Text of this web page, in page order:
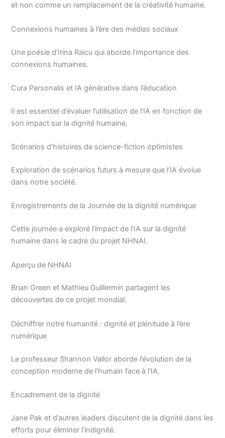
et non comme un remplacement de la créativité humaine.
Connexions humaines à l’ère des médias sociaux
Une poésie d’Irina Raicu qui aborde l’importance des
connexions humaines.
Cura Personalis et IA générative dans l’éducation
Il est essentiel d’évaluer l’utilisation de l’IA en fonction de
son impact sur la dignité humaine.
Scénarios d’histoires de science-fiction optimistes
Exploration de scénarios futurs à mesure que l’IA évolue
dans notre société.
Enregistrements de la Journée de la dignité numérique
Cette journée a exploré l’impact de l’IA sur la dignité
humaine dans le cadre du projet NHNAI.
Aperçu de NHNAI
Brian Green et Mathieu Guillermin partagent les
découvertes de ce projet mondial.
Déchiffrer notre humanité : dignité et plénitude à l’ère
numérique
Le professeur Shannon Vallor aborde l’évolution de la
conception moderne de l’humain face à l’IA.
Encadrement de la dignité
Jane Pak et d’autres leaders discutent de la dignité dans les
efforts pour éliminer l’indignité.